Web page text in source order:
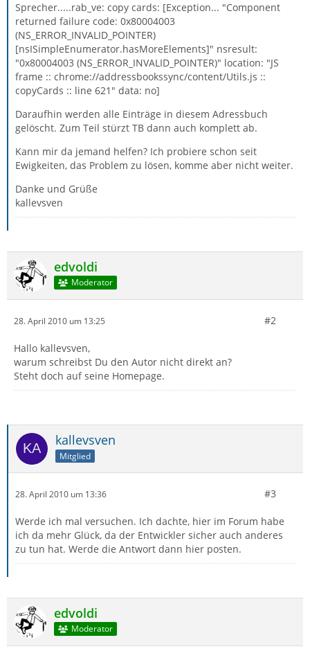
Sprecher.....rab_ve: copy cards: [Exception... "Component
returned failure code: 0x80004003
(NS_ERROR_INVALID_POINTER)
[nsISimpleEnumerator.hasMoreElements]" nsresult:
"0x80004003 (NS_ERROR_INVALID_POINTER)" location: "JS
frame :: chrome://addressbookssync/content/Utils.js ::
copyCards :: line 621" data: no]
Daraufhin werden alle Einträge in diesem Adressbuch
gelöscht. Zum Teil stürzt TB dann auch komplett ab.
Kann mir da jemand helfen? Ich probiere schon seit
Ewigkeiten, das Problem zu lösen, komme aber nicht weiter.
Danke und Grüße
kallevsven
edvoldi
Moderator
28. April 2010 um 13:25 #2
Hallo kallevsven,
warum schreibst Du den Autor nicht direkt an?
Steht doch auf seine Homepage.
kallevsven
Mitglied
28. April 2010 um 13:36 #3
Werde ich mal versuchen. Ich dachte, hier im Forum habe
ich da mehr Glück, da der Entwickler sicher auch anderes
zu tun hat. Werde die Antwort dann hier posten.
edvoldi
Moderator